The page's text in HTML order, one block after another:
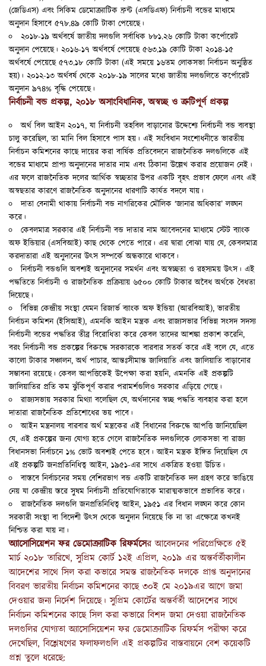
(জেডিএস) এবং সিকিম ডেমোক্র্যাটিক ফ্রন্ট (এসডিএফ) নির্বাচনী বন্ডের মাধ্যমে
অনুদান হিসাবে ৫৭৮.৪৯ কোটি টাকা পেয়েছে।
২০১৮-১৯ অর্থবর্ষে জাতীয় দলগুলি সর্বাধিক ৮৮১.২৬ কোটি টাকা কর্পোরেট
অনুদান পেয়েছে। ২০১৬-১৭ অর্থবর্ষে পেয়েছে ৫৬৩.১৯ কোটি টাকা ২০১৪-১৫
অর্থবর্ষে পেয়েছে ৫৭৩.১৮ কোটি টাকা (এই সময়ে ১৬তম লোকসভা নির্বাচন অনুষ্ঠিত
হয়)। ২০১২-১৩ অর্থবর্ষ থেকে ২০১৮-১৯ সালের মধ্যে জাতীয় দলগুলিতে কর্পোরেট
অনুদান ৯৭৪% বৃদ্ধি পেয়েছে।
নির্বাচনী বন্ড প্রকল্প, ২০১৮ অসাংবিধানিক, অস্বচ্ছ ও ত্রুটিপূর্ণ প্রকল্প
অর্থ বিল আইন ২০১৭, যা নির্বাচনী তহবিল বাড়ানোর উদ্দেশ্যে নির্বাচনী বন্ড ব্যবস্থা
চালু করেছিল, তা মানি বিল হিসাবে পাস হয়। এই সংবিধান সংশোধনীতে ভারতীয়
নির্বাচন কমিশনের কাছে দায়ের করা বার্ষিক প্রতিবেদনে রাজনৈতিক দলগুলিকে এই
বন্ডের মাধ্যমে প্রাপ্য অনুদানের দাতার নাম এবং ঠিকানা উল্লেখ করার প্রয়োজন নেই।
এর ফলে রাজনৈতিক দলের আর্থিক স্বচ্ছতার উপর একটি বৃহৎ প্রভাব ফেলে এবং এই
অস্বছতার কারণে রাজনৈতিক অনুদানের ধারণাটি কার্যত বদলে যায়।
দাতা বেনামী থাকায় নির্বাচনী বন্ড নাগরিকের মৌলিক ‘জানার অধিকার’ লঙ্ঘন
করে।
কেবলমাত্র সরকার এই নির্বাচনী বন্ড দাতার নাম আবেদনের মাধ্যমে স্টেট ব্যাংক
অফ ইন্ডিয়ার (এসবিআই) কাছ থেকে পেতে পারে। এর দ্বারা বোঝা যায় যে, কেবলমাত্র
করদাতারা এই অনুদানের উত্স সম্পর্কে অন্ধকারে থাকবে।
নির্বাচনী বন্ডগুলি অবশ্যই অনুদানের সমর্থন এবং অস্বচ্ছতা ও রহস্যময় উত্স। এই
পদ্ধতিতে নির্বাচনী ও রাজনৈতিক প্রক্রিয়ায় ৬৫০০ কোটি টাকার অবৈধ অর্থকে বৈধতা
দিয়েছে।
বিভিন্ন কেন্দ্রীয় সংস্থা যেমন রিজার্ভ ব্যাংক অফ ইন্ডিয়া (আরবিআই), ভারতীয়
নির্বাচন কমিশন (ইসিআই), এমনকি আইন মন্ত্রক এবং রাজ্যসভার বিভিন্ন সংসদ সদস্য
নির্বাচনী বন্ডের পদ্ধতির তীব্র বিরোধিতা করে কেবল তাদের আশঙ্কা প্রকাশ করেনি,
বরং নির্বাচনী বন্ড প্রকল্পের বিরুদ্ধে সরকারকে বারবার সতর্ক করে এই বলে যে, এতে
কালো টাকার সঞ্চালন, অর্থ পাচার, আন্তঃসীমান্ত জালিয়াতি এবং জালিয়াতি বাড়ানোর
সম্ভাবনা রয়েছে। কেবল আপত্তিকেই উপেক্ষা করা হয়নি, এমনকি এই প্রকল্পটি
জালিয়াতির প্রতি কম ঝুঁকিপূর্ণ করার পরামর্শগুলিও সরকার এড়িয়ে গেছে।
রাজ্যসভায় সরকার মিথ্যা বলেছিল যে, অর্থদানের স্বচ্ছ পদ্ধতি ব্যবহার করা হলে
দাতারা রাজনৈতিক প্রতিশোধের ভয় পাবে।
আইন মন্ত্রনালয় বারবার অর্থ মন্ত্রকের এই বিধানের বিরুদ্ধে আপত্তি জানিয়েছিল
যে, এই প্রকল্পের জন্য যোগ্য হতে গেলে রাজনৈতিক দলগুলিকে লোকসভা বা রাজ্য
বিধানসভা নির্বাচনে ১% ভোট অবশ্যই পেতে হবে। আইন মন্ত্রক ইঙ্গিত দিয়েছিল যে
এই প্রকল্পটি জনপ্রতিনিধিত্ব আইন, ১৯৫১-এর সাথে একত্রিত হওয়া উচিত।
বাস্তবে নির্বাচনের সময় বেশিরভাগ বন্ড একটি রাজনৈতিক দল গ্রহণ করে ভাঙিয়ে
নেয় যা কেন্দ্রীয় স্তরে সুষম নির্বাচনী প্রতিযোগিতাকে মারাত্মকভাবে প্রভাবিত করে।
রাজনৈতিক দলগুলি জনপ্রতিনিধিত্ব আইন, ১৯৫১ এর বিধান লঙ্ঘন করে কোন
সরকারী সংস্থা বা বিদেশী উত্স থেকে অনুদান নিয়েছে কি না তা এক্ষেত্রে কখনই
নিশ্চিত করা যায় না।
অ্যাসোসিয়েশন ফর ডেমোক্র্যাটিক রিফর্মসের আবেদনের পরিপ্রেক্ষিতে ৫ই
মার্চ ২০১৮ তারিখে, সুপ্রিম কোর্ট ১২ই এপ্রিল, ২০১৯ এর অন্তর্বর্তীকালীন
আদেশের সাথে সিল করা কভারে সমস্ত রাজনৈতিক দলকে প্রাপ্ত অনুদানের
বিবরণ ভারতীয় নির্বাচন কমিশনের কাছে ৩০ই মে ২০১৯এর আগে জমা
দেওয়ার জন্য নির্দেশ দিয়েছে। সুপ্রিম কোর্টের অন্তর্বর্তী আদেশের সাথে
নির্বাচন কমিশনের কাছে সিল করা কভারে বিশদ জমা দেওয়া রাজনৈতিক
দলগুলির যোগ্যতা অ্যাসোসিয়েশন ফর ডেমোক্র্যাটিক রিফর্মস পরীক্ষা করে
দেখেছিল, বিশ্লেষণের ফলাফলগুলি এই প্রকল্পটির বাস্তবায়নে বেশ কয়েকটি
প্রশ্ন তুলে ধরেছে: